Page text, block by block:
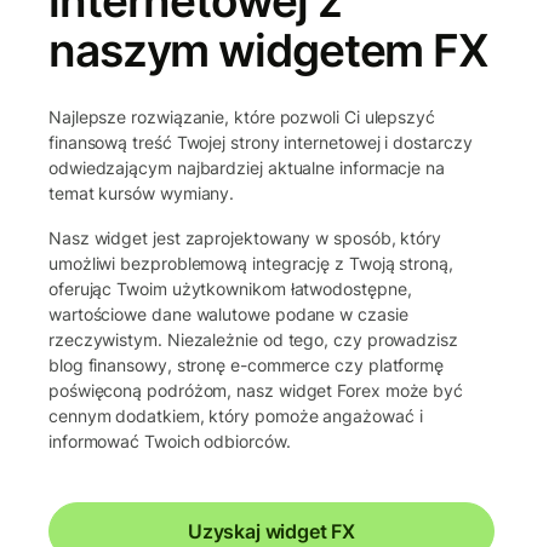
naszym widgetem FX
Najlepsze rozwiązanie, które pozwoli Ci ulepszyć
finansową treść Twojej strony internetowej i dostarczy
odwiedzającym najbardziej aktualne informacje na
temat kursów wymiany.
Nasz widget jest zaprojektowany w sposób, który
umożliwi bezproblemową integrację z Twoją stroną,
oferując Twoim użytkownikom łatwodostępne,
wartościowe dane walutowe podane w czasie
rzeczywistym. Niezależnie od tego, czy prowadzisz
blog finansowy, stronę e-commerce czy platformę
poświęconą podróżom, nasz widget Forex może być
cennym dodatkiem, który pomoże angażować i
informować Twoich odbiorców.
Uzyskaj widget FX